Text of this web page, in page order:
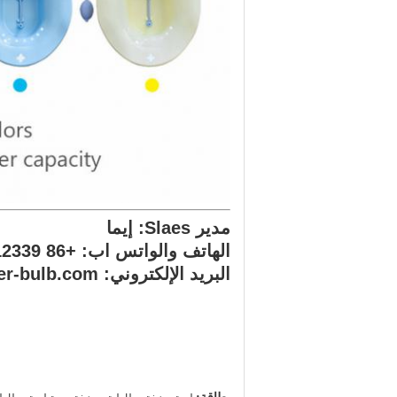
مدير Slaes: إيما
الهاتف والواتس اب: +86 13016812339
البريد الإلكتروني: fuli06@rubber-bulb.com